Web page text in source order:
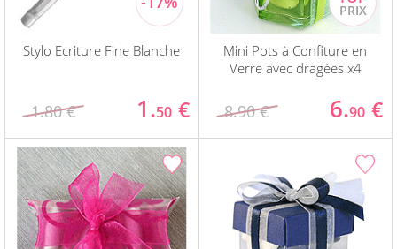
Stylo Ecriture Fine Blanche
1.80 € 1.50 €
Mini Pots à Confiture en
Verre avec dragées x4
8.90 € 6.90 €